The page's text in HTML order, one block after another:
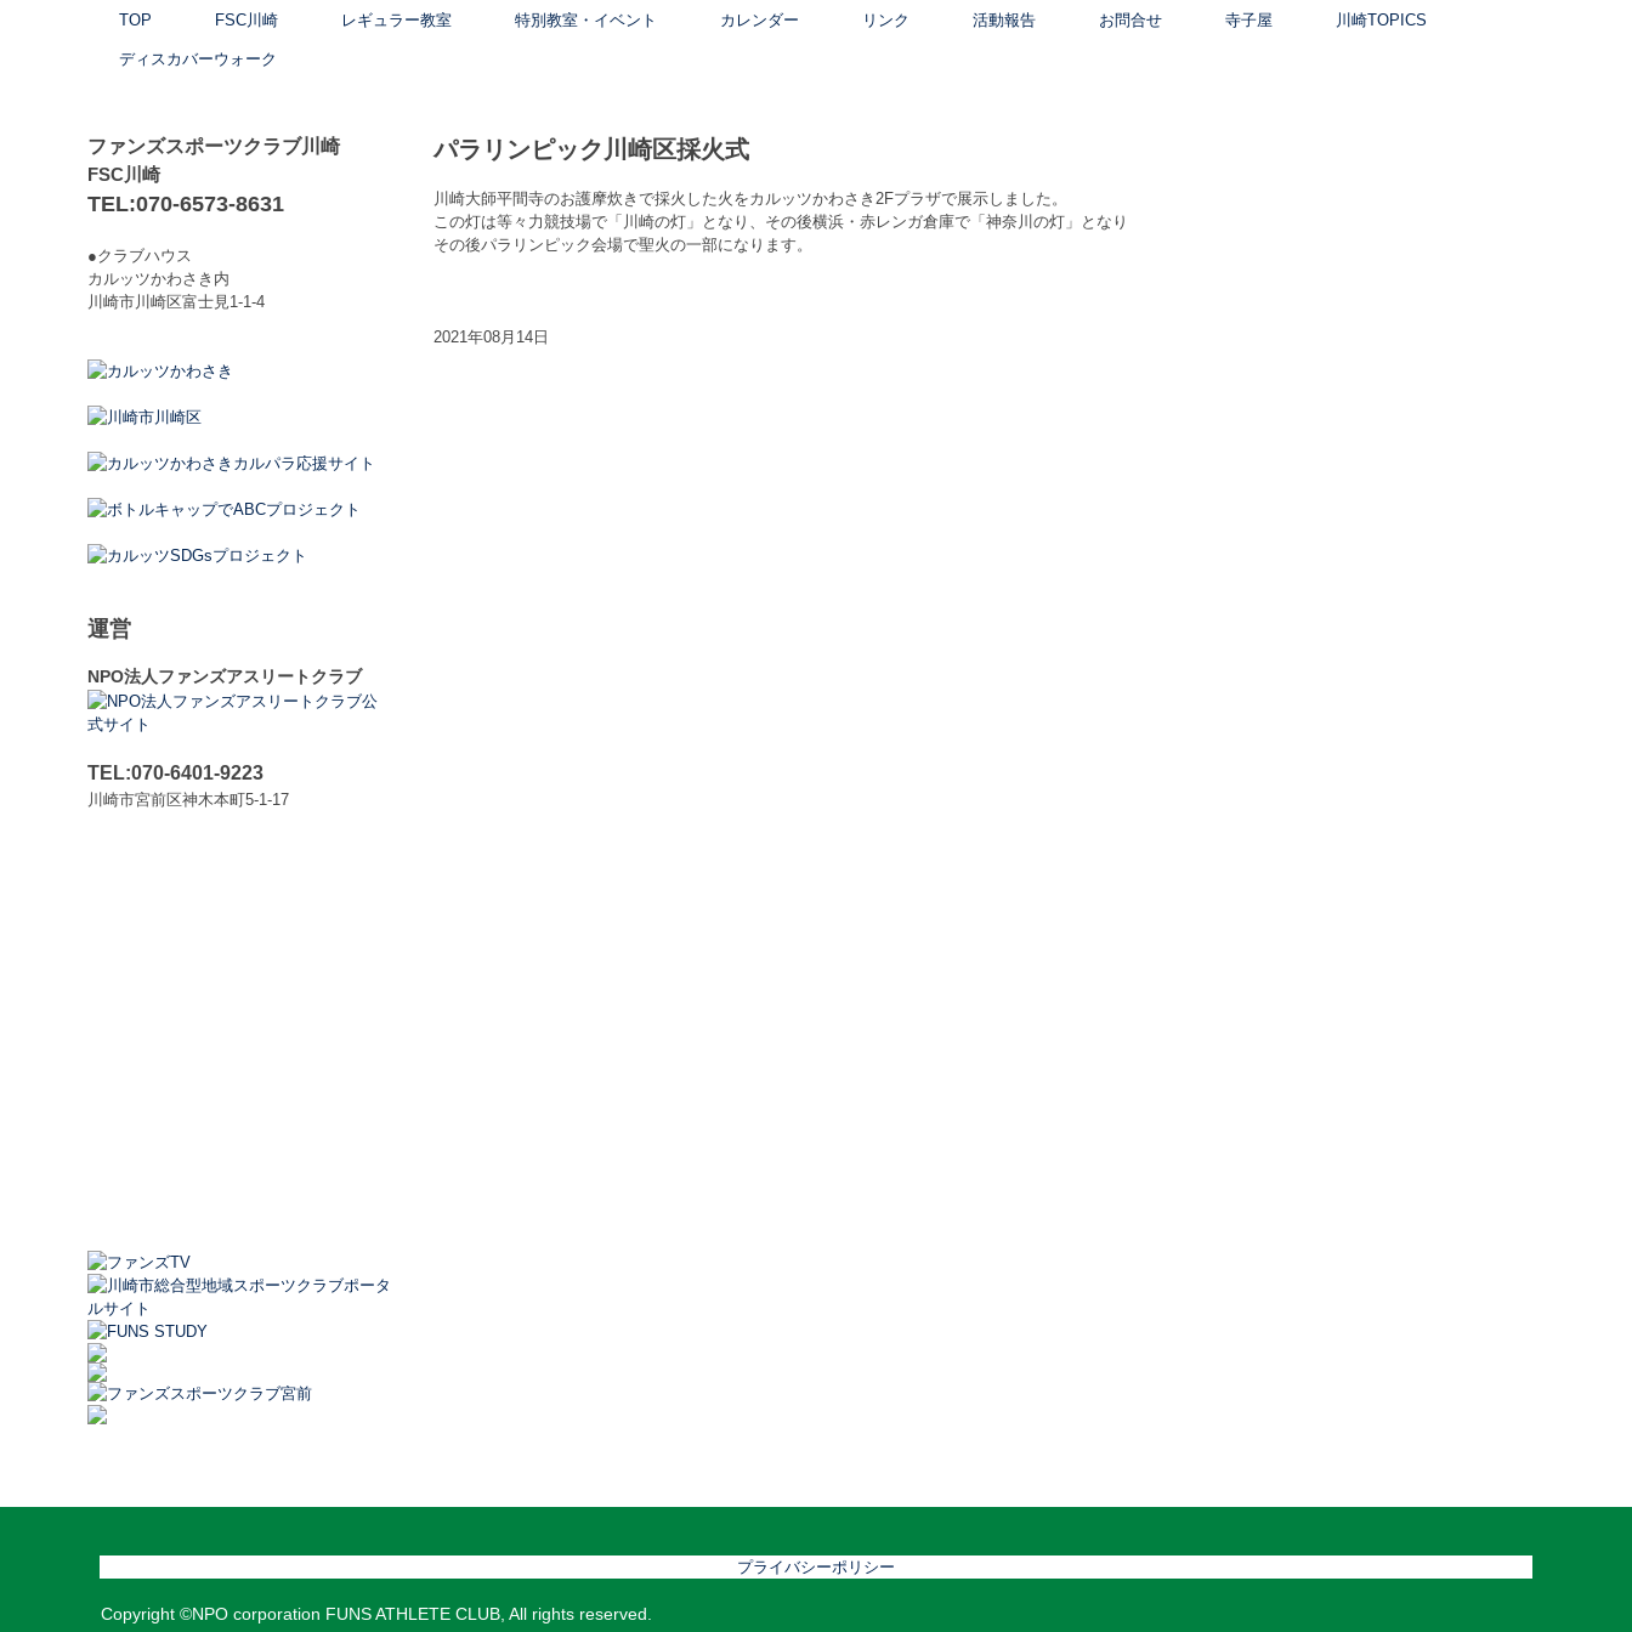
TOP FSC川崎 レギュラー教室 特別教室・イベント カレンダー リンク 活動報告 お問合せ 寺子屋 川崎TOPICS
ディスカバーウォーク
パラリンピック川崎区採火式
川崎大師平間寺のお護摩炊きで採火した火をカルッツかわさき2Fプラザで展示しました。
この灯は等々力競技場で「川崎の灯」となり、その後横浜・赤レンガ倉庫で「神奈川の灯」となり
その後パラリンピック会場で聖火の一部になります。
2021年08月14日
ファンズスポーツクラブ川崎
FSC川崎
TEL:070-6573-8631
●クラブハウス
カルッツかわさき内
川崎市川崎区富士見1-1-4
運営
NPO法人ファンズアスリートクラブ
TEL:070-6401-9223
川崎市宮前区神木本町5-1-17
プライバシーポリシー
Copyright ©NPO corporation FUNS ATHLETE CLUB, All rights reserved.